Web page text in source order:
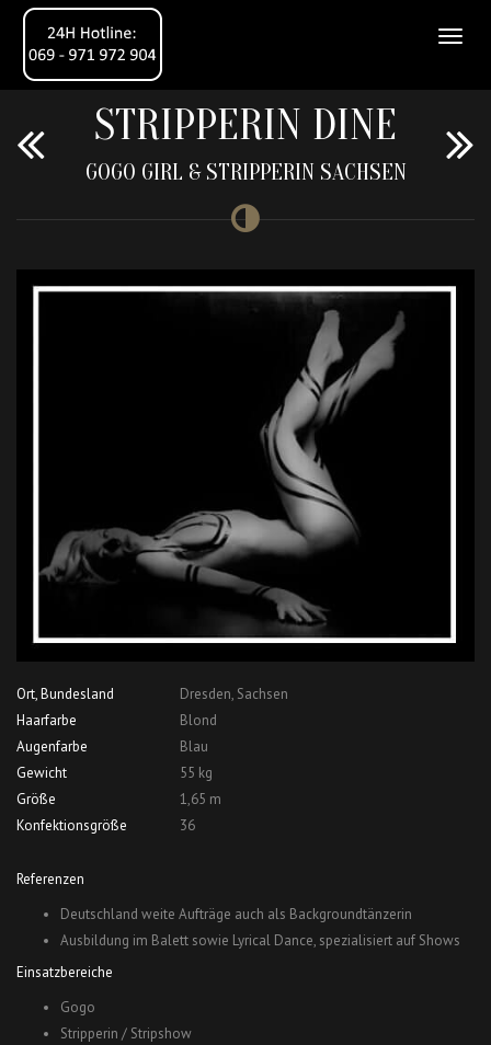
STRIPPERIN DINE
GOGO GIRL & STRIPPERIN SACHSEN
Ort, Bundesland
Dresden, Sachsen
Haarfarbe
Blond
Augenfarbe
Blau
Gewicht
55 kg
Größe
1,65 m
Konfektionsgröße
36
Referenzen
Deutschland weite Aufträge auch als Backgroundtänzerin
Ausbildung im Balett sowie Lyrical Dance, spezialisiert auf Shows
Einsatzbereiche
Gogo
Stripperin / Stripshow